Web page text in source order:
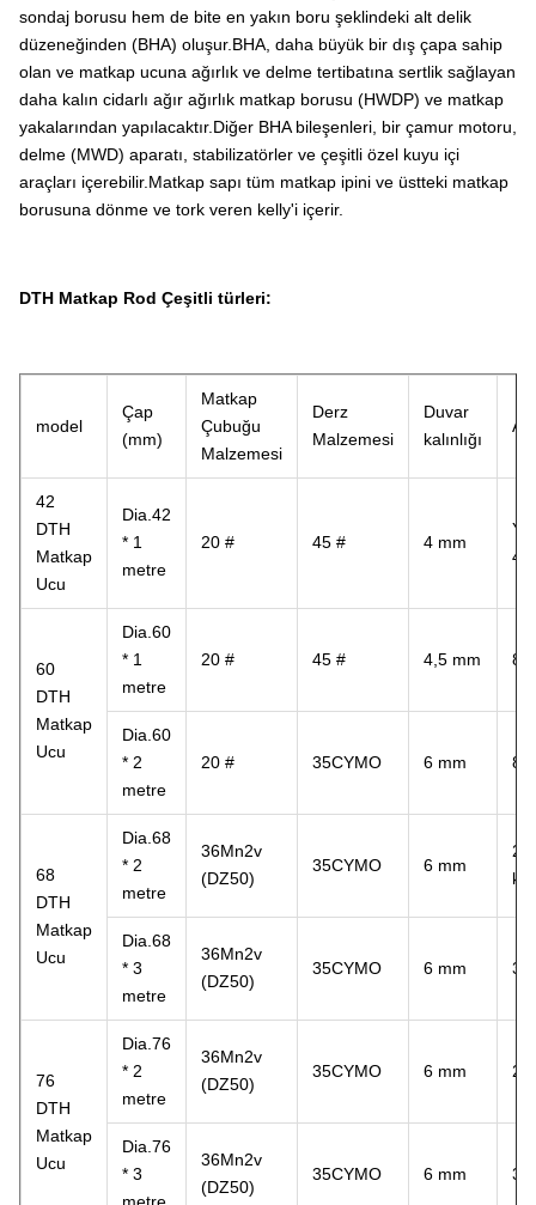
sondaj borusu hem de bite en yakın boru şeklindeki alt delik
düzeneğinden (BHA) oluşur.BHA, daha büyük bir dış çapa sahip
olan ve matkap ucuna ağırlık ve delme tertibatına sertlik sağlayan
daha kalın cidarlı ağır ağırlık matkap borusu (HWDP) ve matkap
yakalarından yapılacaktır.Diğer BHA bileşenleri, bir çamur motoru,
delme (MWD) aparatı, stabilizatörler ve çeşitli özel kuyu içi
araçları içerebilir.Matkap sapı tüm matkap ipini ve üstteki matkap
borusuna dönme ve tork veren kelly'i içerir.
DTH Matkap Rod Çeşitli türleri:
model
Çap
(mm)
Matkap
Çubuğu
Malzemesi
Derz
Malzemesi
Duvar
kalınlığı
42
DTH
Matkap
Ucu
Dia.42
* 1
metre
20 # 45 # 4 mm
60
DTH
Matkap
Ucu
Dia.60
* 1
metre
20 # 45 # 4,5 mm 8
Dia.60
* 2
metre
20 # 35CYMO 6 mm
68
DTH
Matkap
Ucu
Dia.68
* 2
metre
36Mn2v
(DZ50)
35CYMO 6 mm
kilo
Dia.68
* 3
metre
36Mn2v
(DZ50)
35CYMO 6 mm
76
DTH
Matkap
Ucu
Dia.76
* 2
metre
36Mn2v
(DZ50)
35CYMO 6 mm 24
Dia.76
* 3
36Mn2v
(DZ50)
35CYMO 6 mm 34